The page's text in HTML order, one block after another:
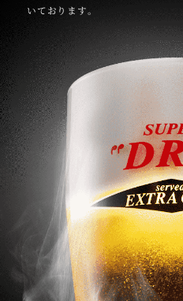
いております。